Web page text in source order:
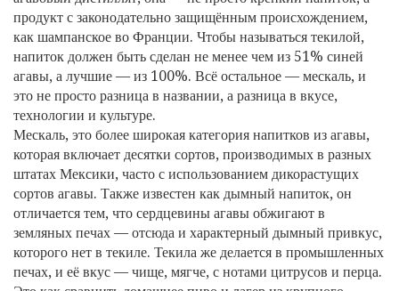
продукт с законодательно защищённым происхождением,
как шампанское во Франции. Чтобы называться текилой,
напиток должен быть сделан не менее чем из 51% синей
агавы, а лучшие — из 100%. Всё остальное — мескаль, и
это не просто разница в названии, а разница в вкусе,
технологии и культуре.
Мескаль, это более широкая категория напитков из агавы,
которая включает десятки сортов, производимых в разных
штатах Мексики, часто с использованием дикорастущих
сортов агавы. Также известен как дымный напиток, он
отличается тем, что сердцевины агавы обжигают в
земляных печах — отсюда и характерный дымный привкус,
которого нет в текиле. Текила же делается в промышленных
печах, и её вкус — чище, мягче, с нотами цитрусов и перца.